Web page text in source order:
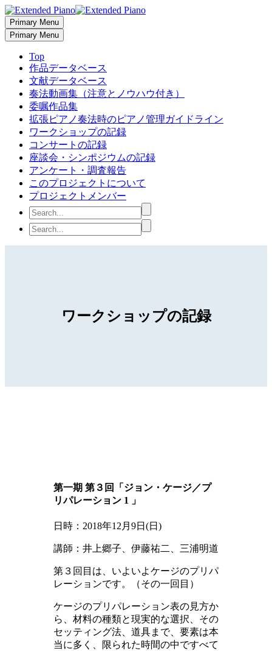
Primary Menu
Primary Menu
Top
作品データベース
文献データベース
奏法動画集（注意とノウハウ付き）
委嘱作品集
拡張ピアノ奏法時のピアノ管理ガイドライン
ワークショップの記録
コンサートの記録
座談会・シンポジウムの記録
アンケート・調査報告
このプロジェクトについて
プロジェクトメンバー
ワークショップの記録
第一期 第３回「ジョン・ケージ／プ
リパレーション 1 」
日時：2018年12月9日(日)
講師：井上郷子、伊藤祐二、三浦明道
第３回目は、いよいよケージのプリパ
レーションです。（その一回目）
ケージのプリパレーション表の見方か
ら、材料の種類と現実的な選択、その
セッティング法、道具まで、要素は本
当に多く、限られた時間の中ですべて